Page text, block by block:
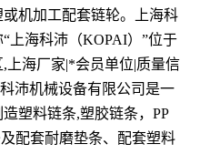
机加工配套链轮。上海科
上海科沛（KOPAI）”位于
,上海厂家|*会员单位|质量信
沛机械设备有限公司是一
塑料链条,塑胶链条，PP
配套耐磨垫条、配套塑料